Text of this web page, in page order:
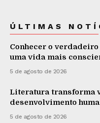
ÚLTIMAS
Conhecer o verdadeiro
uma vida mais
5 de agosto de 2026
Literatura transforma
desenvolvimento
5 de agosto de 2026